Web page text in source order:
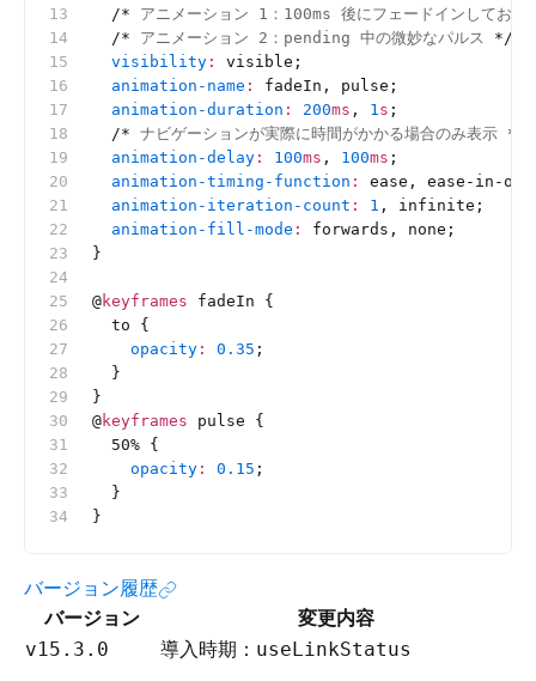
  /*
アニメーション 1：100ms 後にフェードインしてお
  /*
アニメーション 2：pending 中の微妙なパルス */
  visibility
:
visible;
  animation-name
:
fadeIn, pulse;
  animation-duration
: 200ms , 1s ;
  /*
ナビゲーションが実際に時間がかかる場合のみ表示 */
  animation-delay
: 100ms , 100ms ;
  animation-timing-function
:
ease, ease-in-
  animation-iteration-count
: 1 , infinite;
  animation-fill-mode
:
forwards, none;
}
@keyframes fadeIn {
  to {
    opacity
: 0.35 ;
  }
}
@keyframes pulse {
  50% {
    opacity
: 0.15 ;
  }
}
バージョン履歴
バージョン
変更内容
v15.3.0 導入時期： useLinkStatus